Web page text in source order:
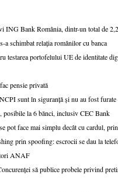
ING Bank România, dintr-un total de
a schimbat relația românilor cu banca
testarea portofelului UE de identitate
pensie privată
sunt în siguranță și nu au fost furate
posibile la 6 bănci, inclusiv CEC Bank
pot face mai simplu decât cu cardul,
prin spoofing: escrocii se dau la
ANAF
să publice probele privind